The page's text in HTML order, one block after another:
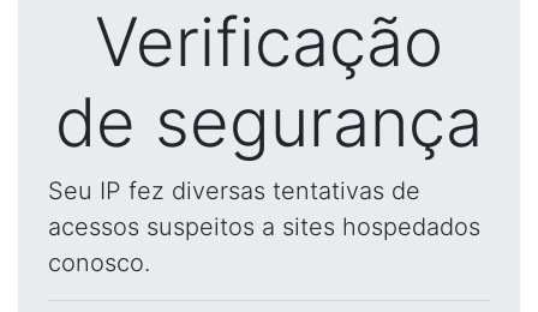
Verificação
de segurança
Seu IP fez diversas tentativas de
acessos suspeitos a sites hospedados
conosco.